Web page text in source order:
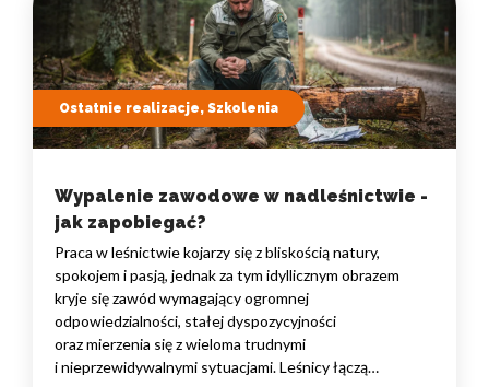
Ostatnie realizacje, Szkolenia
Wypalenie zawodowe w nadleśnictwie -
jak zapobiegać?
Praca w leśnictwie kojarzy się z bliskością natury,
spokojem i pasją, jednak za tym idyllicznym obrazem
kryje się zawód wymagający ogromnej
odpowiedzialności, stałej dyspozycyjności
oraz mierzenia się z wieloma trudnymi
i nieprzewidywalnymi sytuacjami. Leśnicy łączą